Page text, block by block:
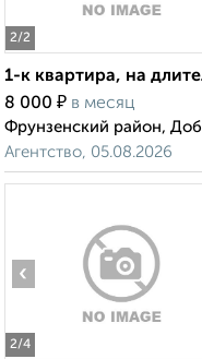
2/2
1-к квартира, на
8 000 ₽ в месяц
Фрунзенский район,
Агентство, 05.08.2026
2/4
‹